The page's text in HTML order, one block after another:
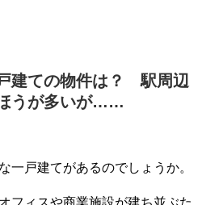
建ての物件は？ 駅周辺
うが多いが……
一戸建てがあるのでしょうか。